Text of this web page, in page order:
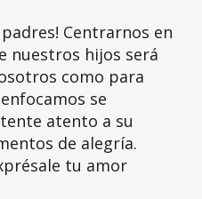
Centrarnos en
nuestros hijos será
como para
se
atento a su
de alegría.
tu amor